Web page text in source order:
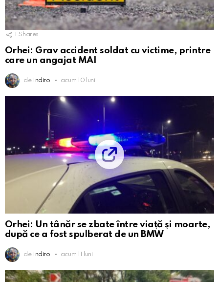
Shares
Orhei: Grav accident soldat cu victime, printre
care un angajat MAI
de Indiro acum 10 luni
Orhei: Un tânăr se zbate între viață și moarte,
după ce a fost spulberat de un BMW
de Indiro acum 11 luni